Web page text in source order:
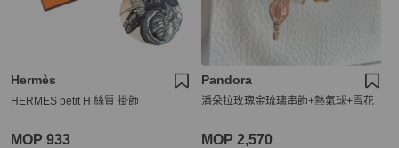
Hermès
HERMES petit H 絲質 掛飾
MOP 933
Pandora
潘朵拉玫瑰金琉璃串飾+熱氣球+雪花
MOP 2,570